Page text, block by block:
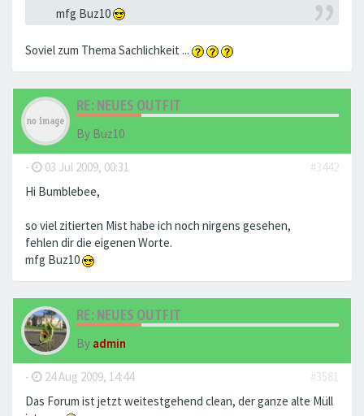
mfg Buz10
Soviel zum Thema Sachlichkeit ...
RE: NEUES OUTFIT
By Buz10
- 03 Jul 2009, 00:31
#3442
Hi Bumblebee,
so viel zitierten Mist habe ich noch nirgens gesehen,
fehlen dir die eigenen Worte.
mfg Buz10
RE: NEUES OUTFIT
By admin
- 24 Aug 2009, 14:44
#3581
Das Forum ist jetzt weitestgehend clean, der ganze alte Müll